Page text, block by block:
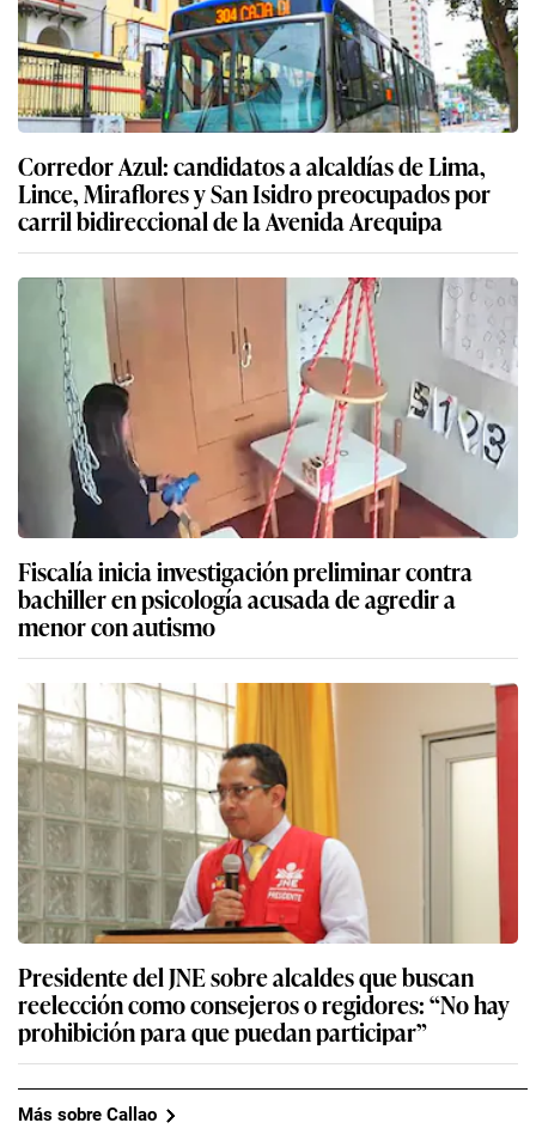
Corredor Azul: candidatos a alcaldías de Lima,
Lince, Miraflores y San Isidro preocupados por
carril bidireccional de la Avenida Arequipa
Fiscalía inicia investigación preliminar contra
bachiller en psicología acusada de agredir a
menor con autismo
Presidente del JNE sobre alcaldes que buscan
reelección como consejeros o regidores: “No hay
prohibición para que puedan participar”
Más sobre Callao